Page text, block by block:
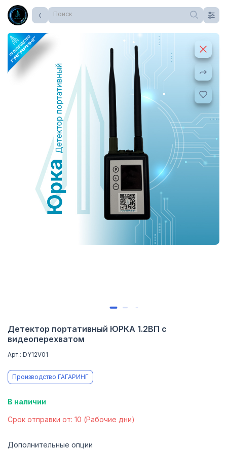
Поиск
Детектор портативный ЮРКА 1.2ВП с
видеоперехватом
Арт.: DY12V01
Производство ГАГАРИНГ
В наличии
Cрок отправки от: 10 (Рабочие дни)
Дополнительные опции